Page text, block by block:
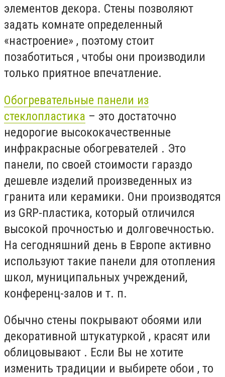
элементов декора. Стены позволяют
задать комнате определенный
«настроение» , поэтому стоит
позаботиться , чтобы они производили
только приятное впечатление.
Обогревательные панели из
стеклопластика – это достаточно
недорогие высококачественные
инфракрасные обогревателей . Это
панели, по своей стоимости гараздо
дешевле изделий произведенных из
гранита или керамики. Они производятся
из GRP-пластика, который отличился
высокой прочностью и долговечностью.
На сегодняшний день в Европе активно
используют такие панели для отопления
школ, муниципальных учреждений,
конференц-залов и т. п.
Обычно стены покрывают обоями или
декоративной штукатуркой , красят или
облицовывают . Если Вы не хотите
изменить традиции и выбирете обои , то